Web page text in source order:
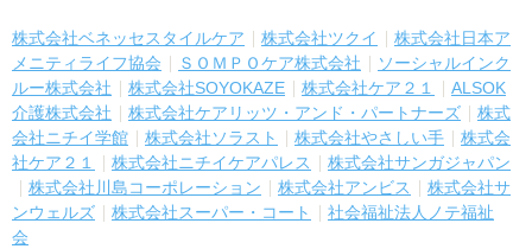
株式会社ベネッセスタイルケア 株式会社ツクイ
株式会社日本ア
メニティライフ協会
ＳＯＭＰＯケア株式会社
ソーシャルインク
ルー株式会社
株式会社SOYOKAZE 株式会社ケア２１
ALSOK
介護株式会社
株式会社ケアリッツ・アンド・パートナーズ
株式
会社ニチイ学館
株式会社ソラスト 株式会社やさしい手
株式会
社ケア２１
株式会社ニチイケアパレス
株式会社サンガジャパン
株式会社川島コーポレーション
株式会社アンビス
株式会社サ
ンウェルズ
株式会社スーパー・コート
社会福祉法人ノテ福祉
会